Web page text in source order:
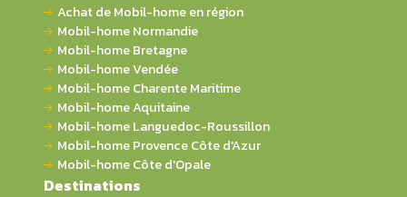
Achat de Mobil-home en région
Mobil-home Normandie
Mobil-home Bretagne
Mobil-home Vendée
Mobil-home Charente Maritime
Mobil-home Aquitaine
Mobil-home Languedoc-Roussillon
Mobil-home Provence Côte d'Azur
Mobil-home Côte d'Opale
Destinations